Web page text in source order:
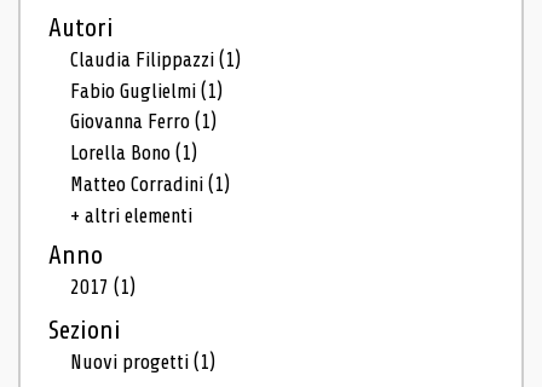
Autori
Claudia Filippazzi(1)
Fabio Guglielmi(1)
Giovanna Ferro(1)
Lorella Bono(1)
Matteo Corradini(1)
+ altri elementi
Anno
2017(1)
Sezioni
Nuovi progetti(1)